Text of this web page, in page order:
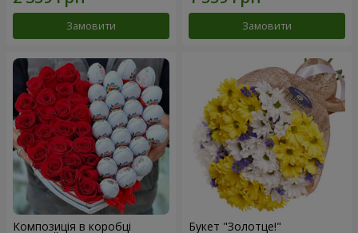
Замовити Замовити
Композиція в коробці Букет "Золотце!"